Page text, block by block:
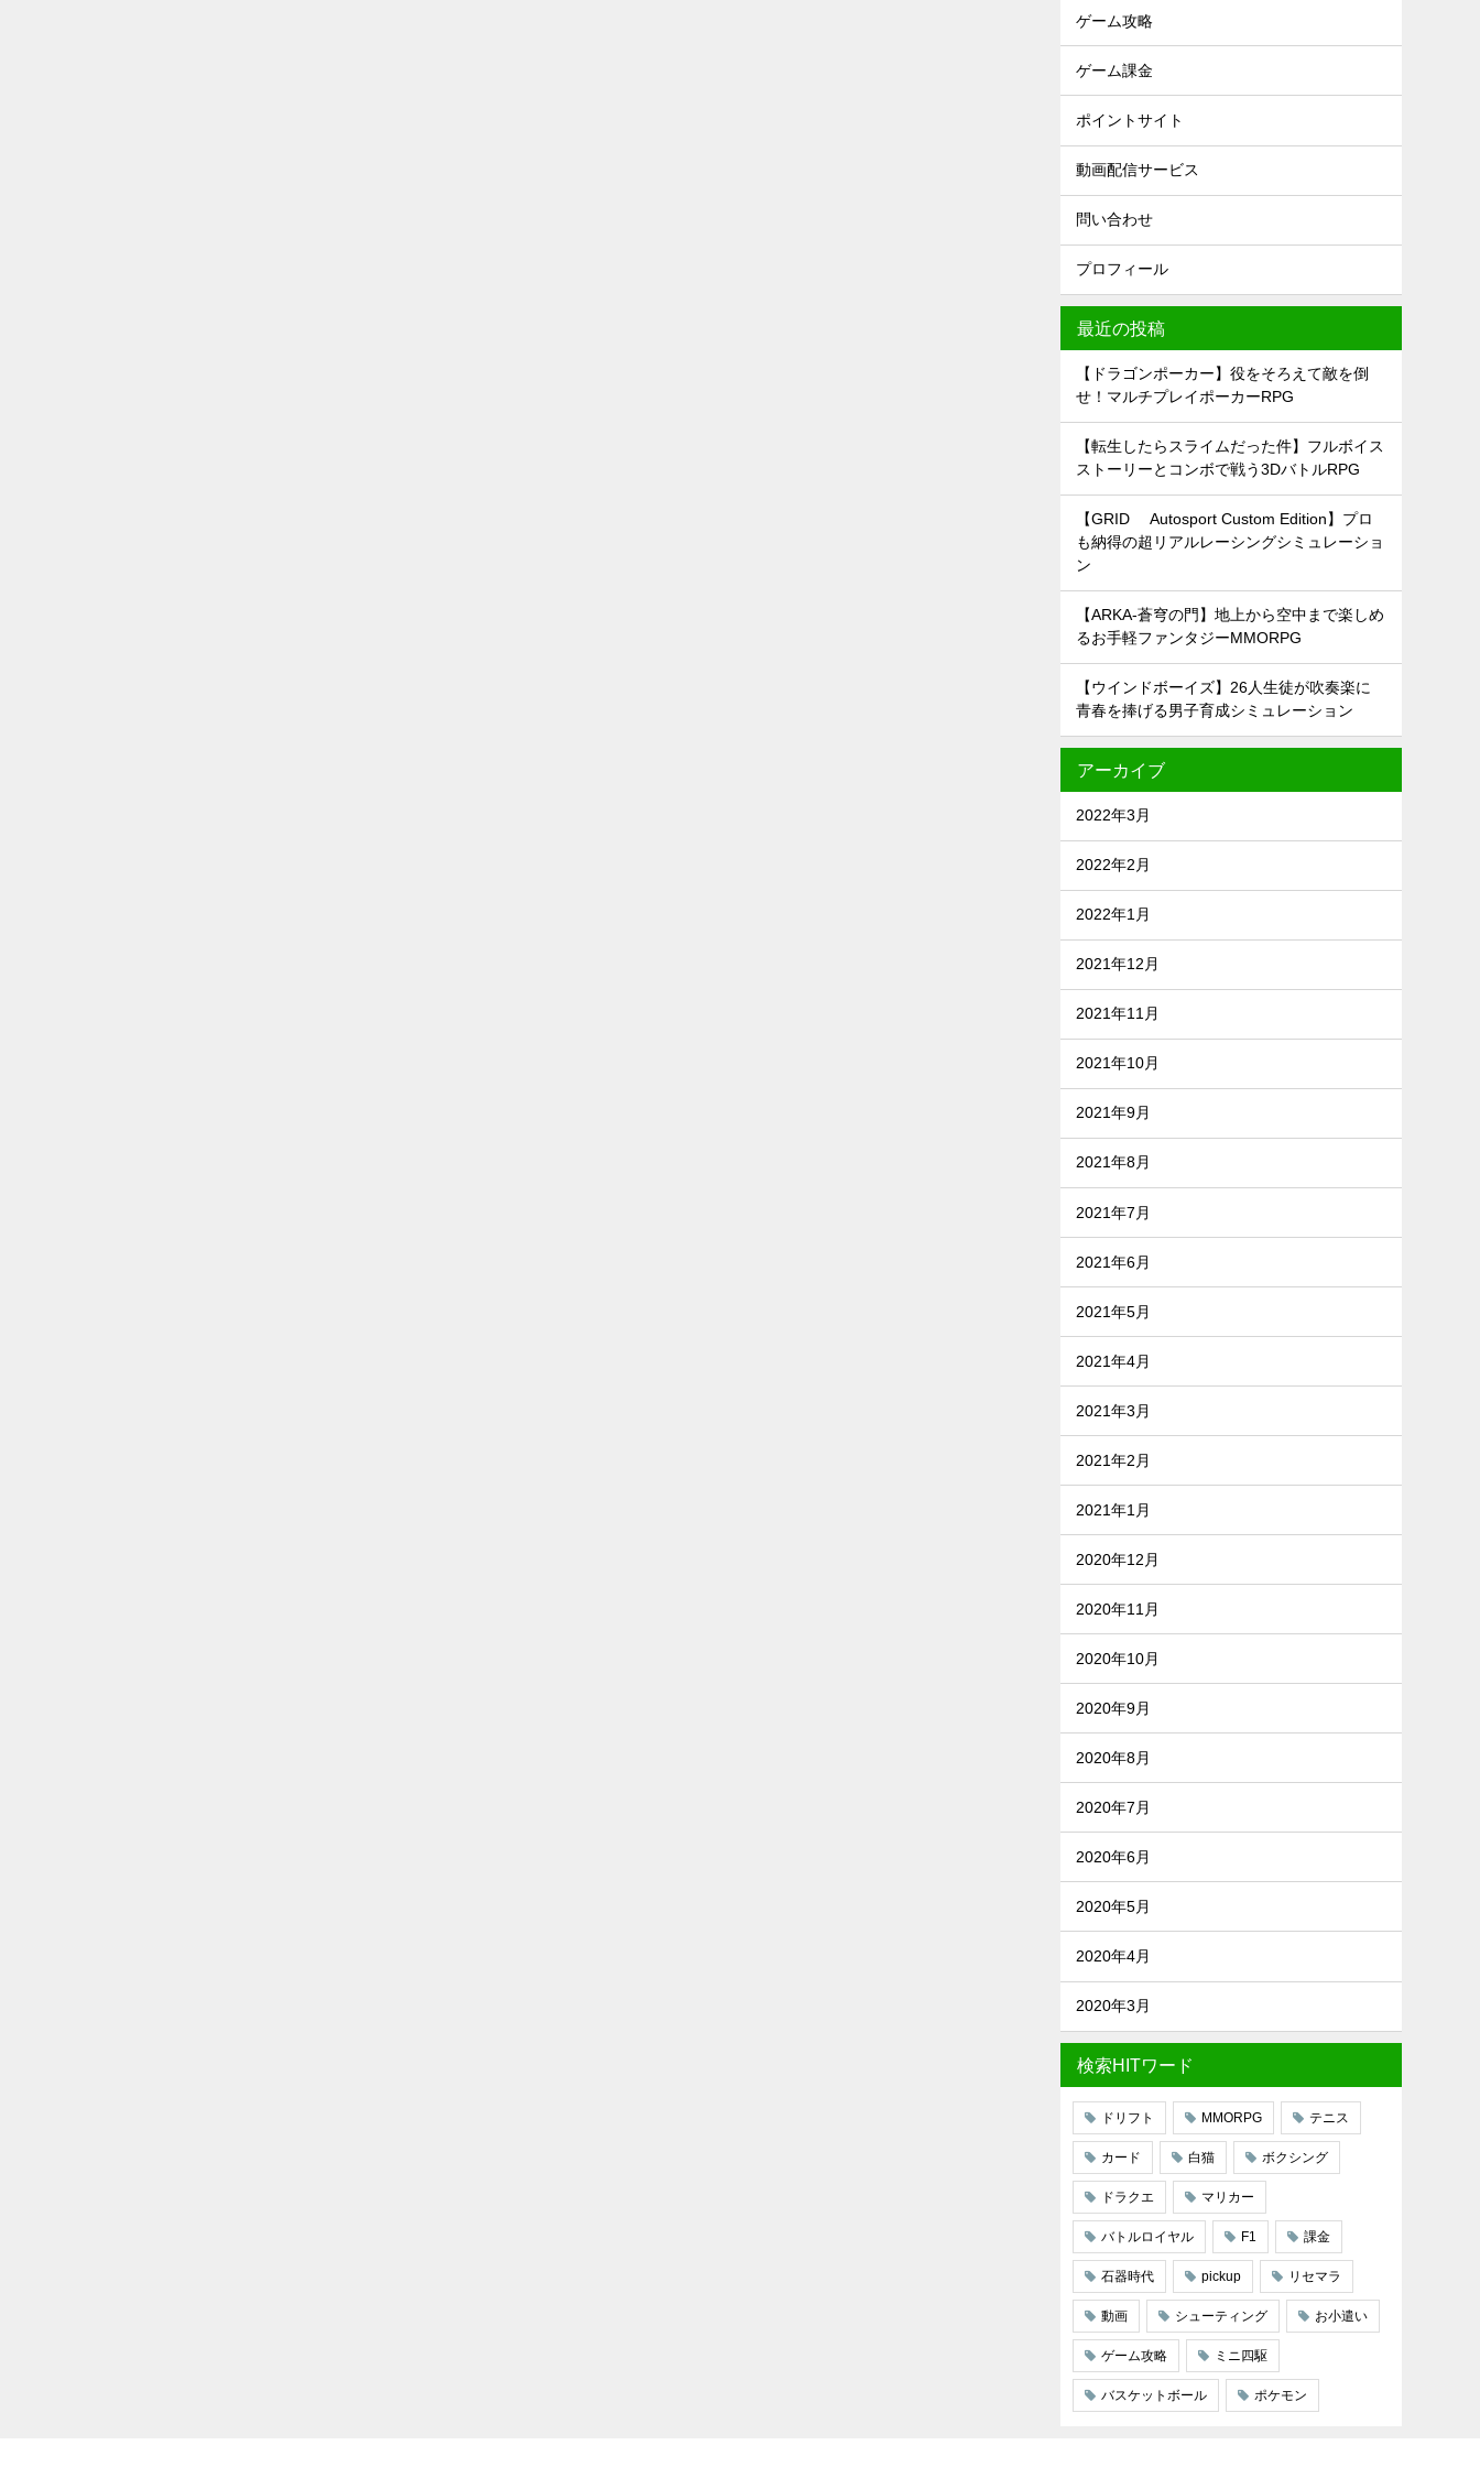
ゲーム攻略
ゲーム課金
ポイントサイト
動画配信サービス
問い合わせ
プロフィール
最近の投稿
【ドラゴンポーカー】役をそろえて敵を倒
せ！マルチプレイポーカーRPG
【転生したらスライムだった件】フルボイス
ストーリーとコンボで戦う3DバトルRPG
【GRID® Autosport Custom Edition】プロ
も納得の超リアルレーシングシミュレーショ
ン
【ARKA-蒼穹の門】地上から空中まで楽しめ
るお手軽ファンタジーMMORPG
【ウインドボーイズ】26人生徒が吹奏楽に
青春を捧げる男子育成シミュレーション
アーカイブ
2022年3月
2022年2月
2022年1月
2021年12月
2021年11月
2021年10月
2021年9月
2021年8月
2021年7月
2021年6月
2021年5月
2021年4月
2021年3月
2021年2月
2021年1月
2020年12月
2020年11月
2020年10月
2020年9月
2020年8月
2020年7月
2020年6月
2020年5月
2020年4月
2020年3月
検索HITワード
ドリフト MMORPG テニス
カード 白猫 ボクシング
ドラクエ マリカー
バトルロイヤル F1 課金
石器時代 pickup リセマラ
動画 シューティング お小遣い
ゲーム攻略 ミニ四駆
バスケットボール ポケモン